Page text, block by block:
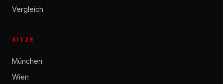
Vergleich
SITZE
München
Wien